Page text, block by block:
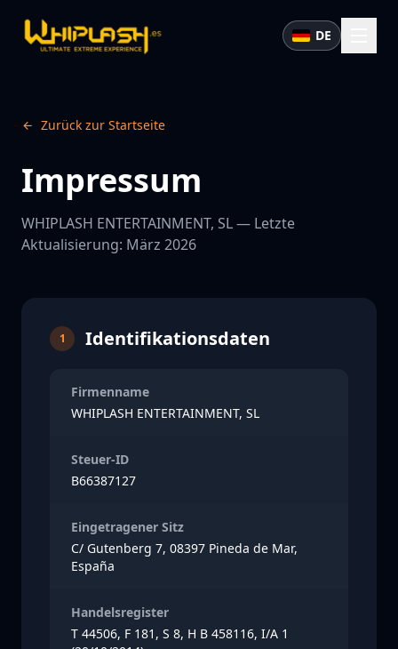
DE
Zurück zur Startseite
Impressum
WHIPLASH ENTERTAINMENT, SL — Letzte
Aktualisierung: März 2026
1 Identifikationsdaten
Firmenname
WHIPLASH ENTERTAINMENT, SL
Steuer-ID
B66387127
Eingetragener Sitz
C/ Gutenberg 7, 08397 Pineda de Mar,
España
Handelsregister
T 44506, F 181, S 8, H B 458116, I/A 1